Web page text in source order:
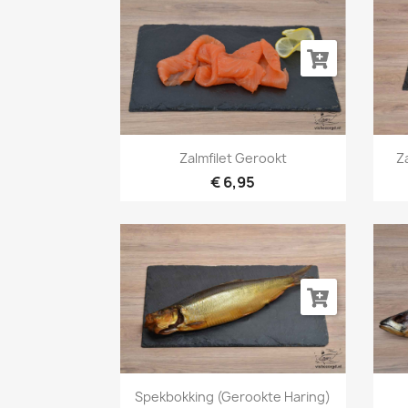
Snel bekijken
Zalmfilet Gerookt
€ 6,95
Snel bekijken
Spekbokking (gerookte Haring)